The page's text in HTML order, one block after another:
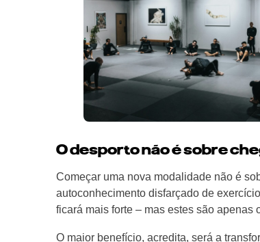
O desporto não é sobre
Começar uma nova modalidade não é
autoconhecimento disfarçado de
ficará mais forte – mas estes são apenas
O maior benefício, acredita, será a